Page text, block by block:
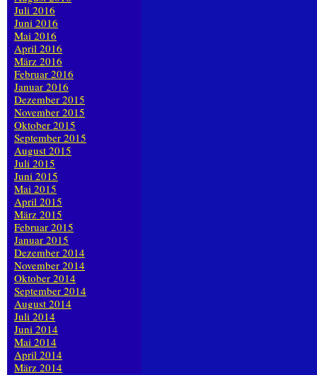
Juli 2016
Juni 2016
Mai 2016
April 2016
März 2016
Februar 2016
Januar 2016
Dezember 2015
November 2015
Oktober 2015
September 2015
August 2015
Juli 2015
Juni 2015
Mai 2015
April 2015
März 2015
Februar 2015
Januar 2015
Dezember 2014
November 2014
Oktober 2014
September 2014
August 2014
Juli 2014
Juni 2014
Mai 2014
April 2014
März 2014